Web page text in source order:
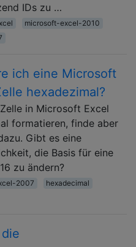
IDs zu …
microsoft-excel-2010
ich eine Microsoft
hexadezimal?
in Microsoft Excel
formatieren, finde aber
Gibt es eine
die Basis für eine
zu ändern?
2007
hexadecimal